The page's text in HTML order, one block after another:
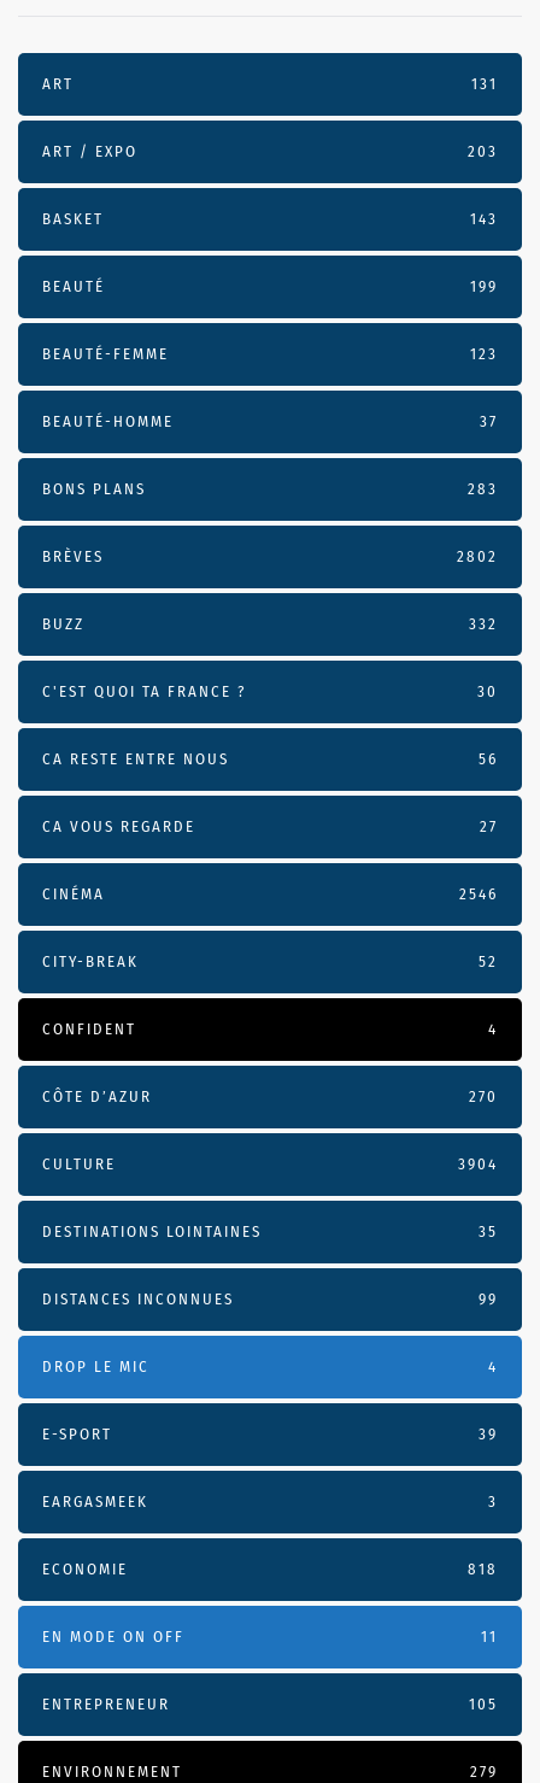
ART 131
ART / EXPO 203
BASKET 143
BEAUTÉ 199
BEAUTÉ-FEMME 123
BEAUTÉ-HOMME 37
BONS PLANS 283
BRÈVES 2802
BUZZ 332
C'EST QUOI TA FRANCE ? 30
CA RESTE ENTRE NOUS 56
CA VOUS REGARDE 27
CINÉMA 2546
CITY-BREAK 52
CONFIDENT 4
CÔTE D’AZUR 270
CULTURE 3904
DESTINATIONS LOINTAINES 35
DISTANCES INCONNUES 99
DROP LE MIC 4
E-SPORT 39
EARGASMEEK 3
ECONOMIE 818
EN MODE ON OFF 11
ENTREPRENEUR 105
ENVIRONNEMENT 279